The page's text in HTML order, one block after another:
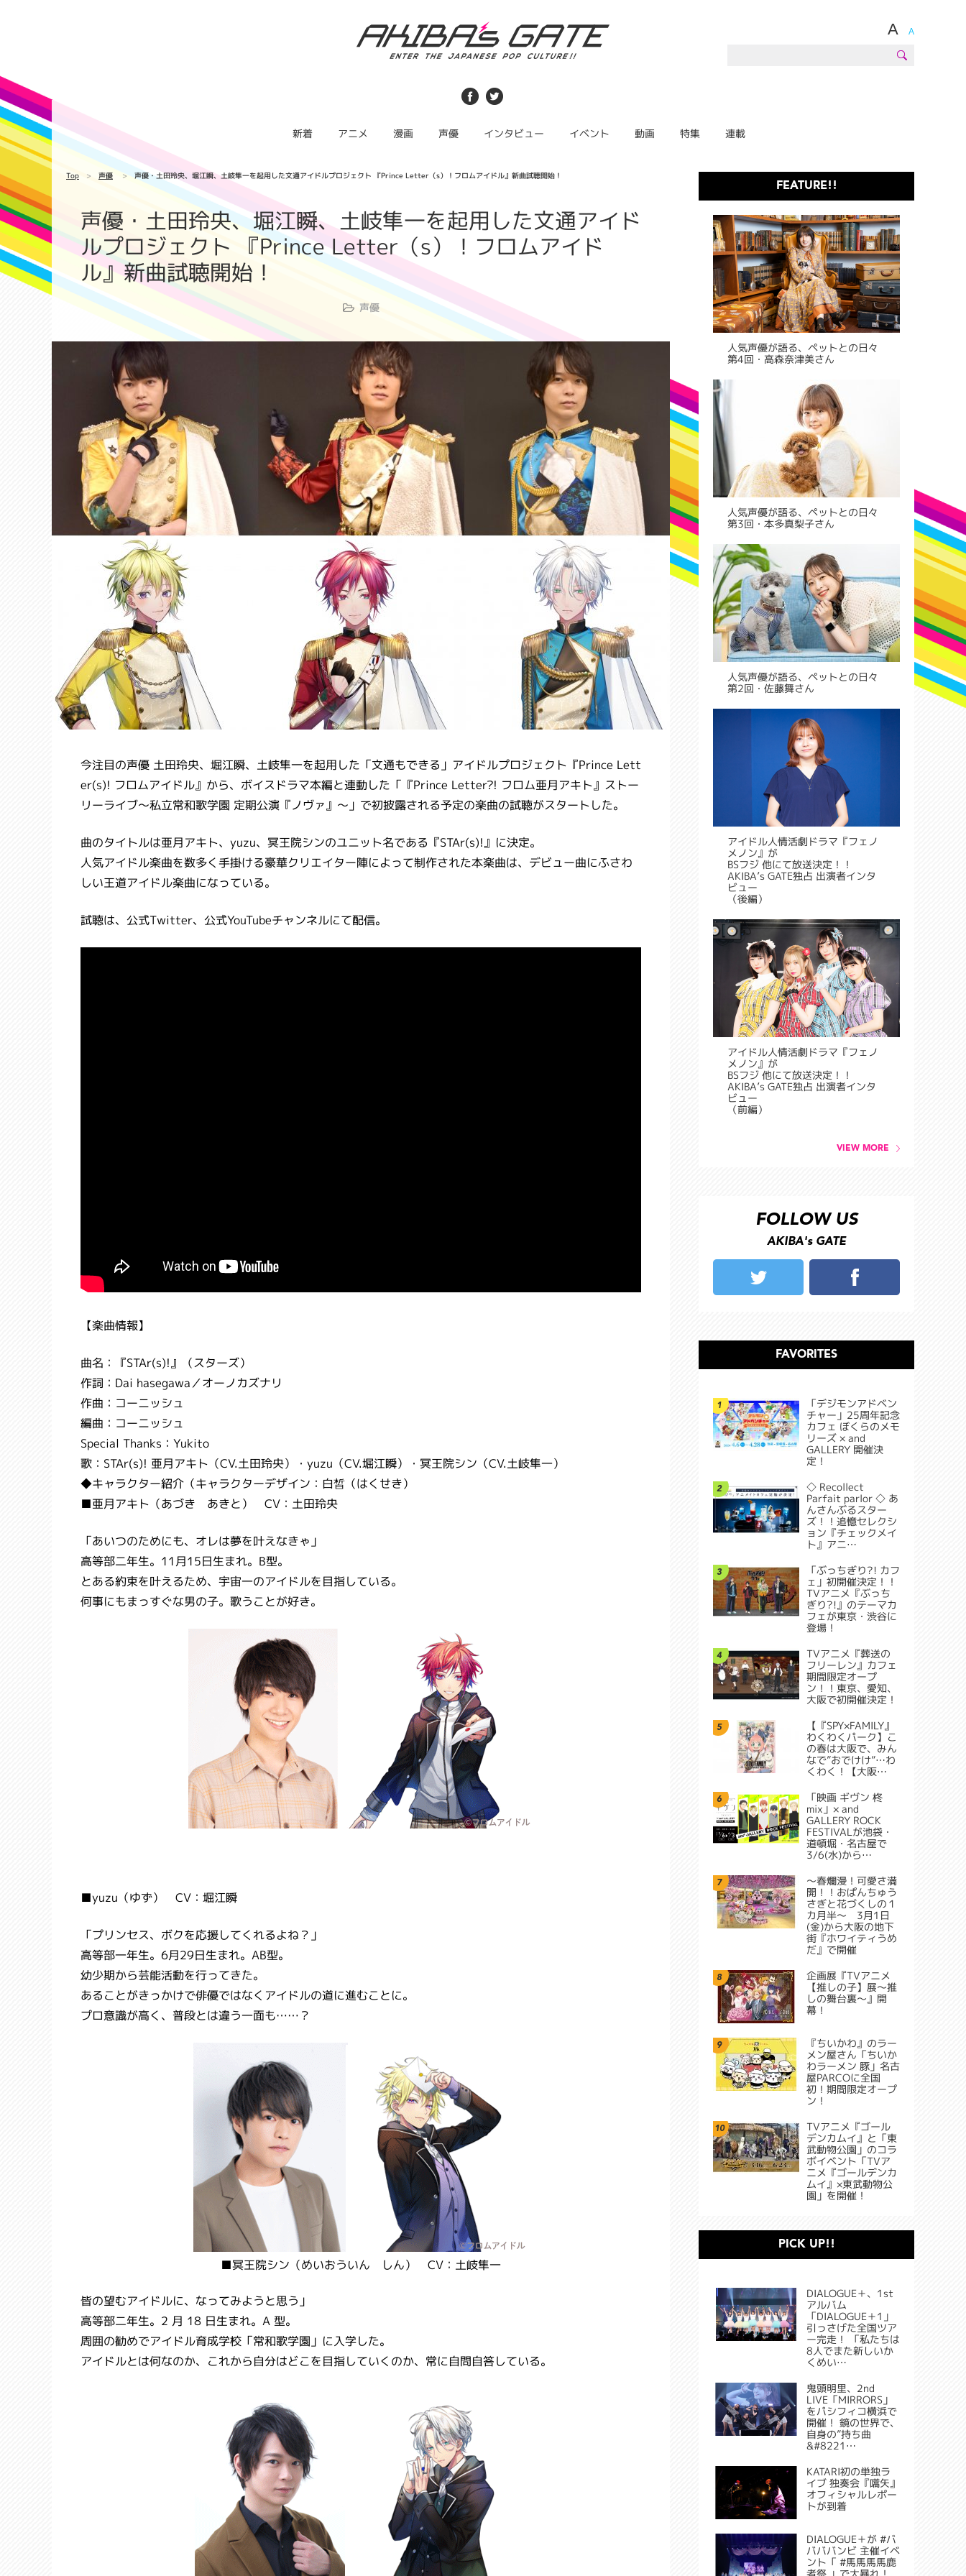
A A
新着 アニメ 漫画 声優 インタビュー イベント 動画 特集 連載
FEATURE!!
人気声優が語る、ペットとの日々
第4回・高森奈津美さん
人気声優が語る、ペットとの日々
第3回・本多真梨子さん
人気声優が語る、ペットとの日々
第2回・佐藤舞さん
アイドル人情活劇ドラマ『フェノ
メノン』が
BSフジ 他にて放送決定！！
AKIBA’s GATE独占 出演者インタ
ビュー
（後編）
アイドル人情活劇ドラマ『フェノ
メノン』が
BSフジ 他にて放送決定！！
AKIBA’s GATE独占 出演者インタ
ビュー
（前編）
VIEW MORE
FOLLOW US
AKIBA's GATE
FAVORITES
1
「デジモンアドベン
チャー」25周年記念
カフェ ぼくらのメモ
リーズ × and
GALLERY 開催決
定！
2
◇ Recollect
Parfait parlor ◇ あ
んさんぶるスター
ズ！！追憶セレクシ
ョン『チェックメイ
ト』アニ…
3
「ぶっちぎり?! カフ
ェ」初開催決定！！
TVアニメ『ぶっち
ぎり?!』のテーマカ
フェが東京・渋谷に
登場！
4
TVアニメ『葬送の
フリーレン』カフェ
期間限定オープ
ン！！東京、愛知、
大阪で初開催決定！
5
【『SPY×FAMILY』
わくわくパーク】こ
の春は大阪で、みん
なで”おでけけ”…わ
くわく！【大阪…
6
「映画 ギヴン 柊
mix」× and
GALLERY ROCK
FESTIVALが池袋・
道頓堀・名古屋で
3/6(水)から…
7
～春爛漫！可愛さ満
開！！おぱんちゅう
さぎと花づくしの１
カ月半～ 3月1日
(金)から大阪の地下
街『ホワイティうめ
だ』で開催
8
企画展『TVアニメ
【推しの子】展～推
しの舞台裏～』開
幕！
9
『ちいかわ』のラー
メン屋さん「ちいか
わラーメン 豚」名古
屋PARCOに全国
初！期間限定オープ
ン！
10
TVアニメ『ゴール
デンカムイ』と「東
武動物公園」のコラ
ボイベント「TVア
ニメ『ゴールデンカ
ムイ』×東武動物公
園」を開催！
PICK UP!!
DIALOGUE＋、1st
アルバム
「DIALOGUE＋1」
引っさげた全国ツア
ー完走！ 「私たちは
8人でまた新しいか
くめい…
鬼頭明里、2nd
LIVE「MIRRORS」
をパシフィコ横浜で
開催！ 鏡の世界で、
自身の”持ち曲
&#8221…
KATARI初の単独ラ
イブ 独奏会『嚆矢』
オフィシャルレポー
トが到着
DIALOGUE＋が #バ
バババンビ 主催イベ
ント「 #馬馬馬馬鹿
Top 声優 声優・土田玲央、堀江瞬、土岐隼一を起用した文通アイドルプロジェクト 『Prince Letter（s）！フロムアイドル』新曲試聴開始！
声優・土田玲央、堀江瞬、土岐隼一を起用した文通アイド
ルプロジェクト 『Prince Letter（s）！フロムアイド
ル』新曲試聴開始！
声優
今注目の声優 土田玲央、堀江瞬、土岐隼一を起用した「文通もできる」アイドルプロジェクト『Prince Lett
er(s)! フロムアイドル』から、ボイスドラマ本編と連動した「『Prince Letter?! フロム亜月アキト』ストー
リーライブ～私立常和歌学園 定期公演『ノヴァ』～」で初披露される予定の楽曲の試聴がスタートした。
曲のタイトルは亜月アキト、yuzu、冥王院シンのユニット名である『STAr(s)!』に決定。
人気アイドル楽曲を数多く手掛ける豪華クリエイター陣によって制作された本楽曲は、デビュー曲にふさわ
しい王道アイドル楽曲になっている。
試聴は、公式Twitter、公式YouTubeチャンネルにて配信。
【楽曲情報】
曲名：『STAr(s)!』（スターズ）
作詞：Dai hasegawa／オーノカズナリ
作曲：コーニッシュ
編曲：コーニッシュ
Special Thanks：Yukito
歌：STAr(s)! 亜月アキト（CV.土田玲央）・yuzu（CV.堀江瞬）・冥王院シン（CV.土岐隼一）
◆キャラクター紹介（キャラクターデザイン：白皙（はくせき）
■亜月アキト（あづき あきと） CV：土田玲央
「あいつのためにも、オレは夢を叶えなきゃ」
高等部二年生。11月15日生まれ。B型。
とある約束を叶えるため、宇宙一のアイドルを目指している。
何事にもまっすぐな男の子。歌うことが好き。
■yuzu（ゆず） CV：堀江瞬
「プリンセス、ボクを応援してくれるよね？」
高等部一年生。6月29日生まれ。AB型。
幼少期から芸能活動を行ってきた。
あることがきっかけで俳優ではなくアイドルの道に進むことに。
プロ意識が高く、普段とは違う一面も……？
■冥王院シン（めいおういん しん） CV：土岐隼一
皆の望むアイドルに、なってみようと思う」
高等部二年生。2 月 18 日生まれ。A 型。
周囲の勧めでアイドル育成学校「常和歌学園」に入学した。
アイドルとは何なのか、これから自分はどこを目指していくのか、常に自問自答している。